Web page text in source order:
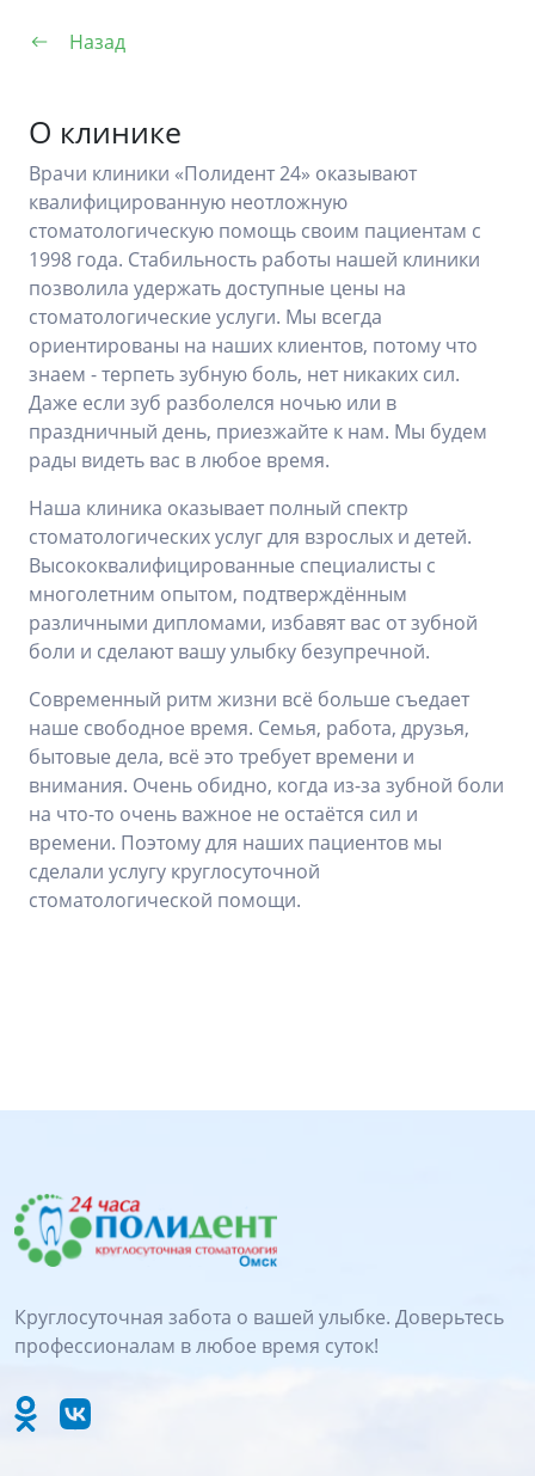
Назад
О клинике
Врачи клиники «Полидент 24» оказывают
квалифицированную неотложную
стоматологическую помощь своим пациентам с
1998 года. Стабильность работы нашей клиники
позволила удержать доступные цены на
стоматологические услуги. Мы всегда
ориентированы на наших клиентов, потому что
знаем - терпеть зубную боль, нет никаких сил.
Даже если зуб разболелся ночью или в
праздничный день, приезжайте к нам. Мы будем
рады видеть вас в любое время.
Наша клиника оказывает полный спектр
стоматологических услуг для взрослых и детей.
Высококвалифицированные специалисты с
многолетним опытом, подтверждённым
различными дипломами, избавят вас от зубной
боли и сделают вашу улыбку безупречной.
Современный ритм жизни всё больше съедает
наше свободное время. Семья, работа, друзья,
бытовые дела, всё это требует времени и
внимания. Очень обидно, когда из-за зубной боли
на что-то очень важное не остаётся сил и
времени. Поэтому для наших пациентов мы
сделали услугу круглосуточной
стоматологической помощи.
Круглосуточная забота о вашей улыбке. Доверьтесь
профессионалам в любое время суток!